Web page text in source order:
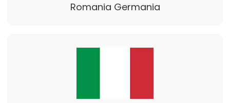
Romania Germania